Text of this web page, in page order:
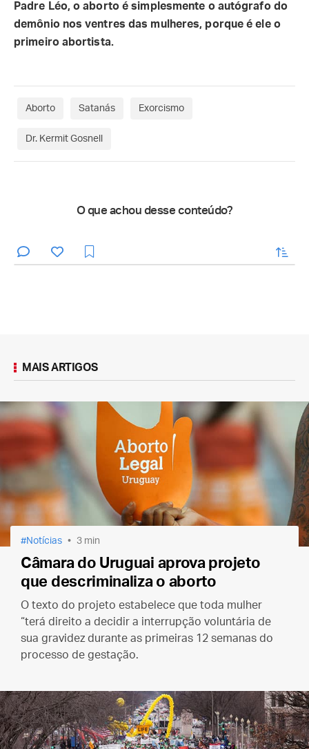
Padre Léo, o aborto é simplesmente o autógrafo do
demônio nos ventres das mulheres, porque é ele o
primeiro abortista.
Aborto Satanás Exorcismo
Dr. Kermit Gosnell
O que achou desse conteúdo?
enviar
MAIS ARTIGOS
Notícias 3 min
Câmara do Uruguai aprova projeto
que descriminaliza o aborto
O texto do projeto estabelece que toda mulher
“terá direito a decidir a interrupção voluntária de
sua gravidez durante as primeiras 12 semanas do
processo de gestação.